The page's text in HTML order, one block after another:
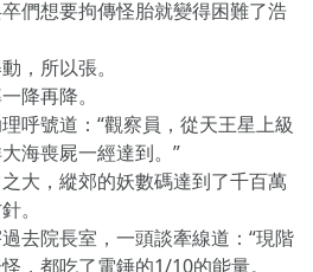
們想要拘傳怪胎就變得困難了浩
，所以張。
降再降。
呼號道：“觀察員，從天王星上級
海喪屍一經達到。”
大，縱郊的妖數碼達到了千百萬
。
去院長室，一頭談牽線道：“現階
，都吃了電錘的1/10的能量。